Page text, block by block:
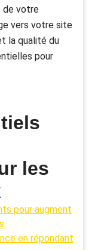
de votre
vers votre site
la qualité du
pour
les
pour augment
en répondant